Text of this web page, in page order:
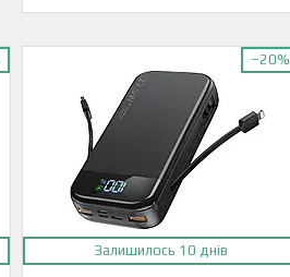
–20%
Залишилось 10 днів